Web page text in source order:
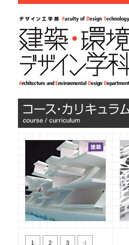
2011年7月14日 足立
1 2 3 4